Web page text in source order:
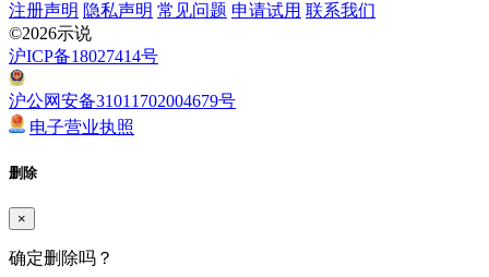
注册声明 隐私声明 常见问题 申请试用 联系我们
©2026示说
沪ICP备18027414号
沪公网安备31011702004679号
电子营业执照
删除
×
确定删除吗？